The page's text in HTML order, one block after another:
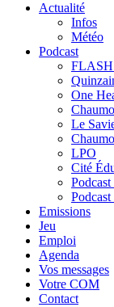
Actualité
Infos
Météo
Podcast
One
Le
LPO
Cité
Emissions
Jeu
Emploi
Agenda
Vos messages
Votre COM
Contact